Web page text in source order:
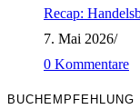
Recap:
7. Mai 2026/
0 Kommentare
BUCHEMPFEHLUNG